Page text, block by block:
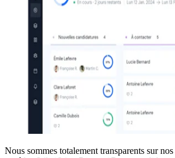
Nous sommes totalement transparents sur